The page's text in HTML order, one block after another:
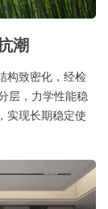
潮
构致密化，经检
层，力学性能稳
实现长期稳定使